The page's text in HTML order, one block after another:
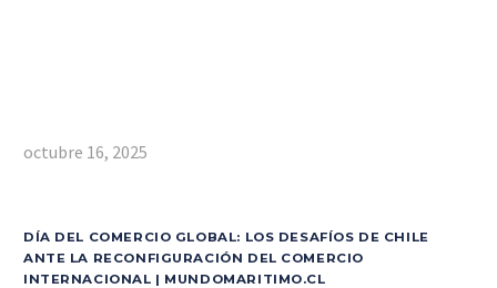
octubre 16, 2025
DÍA DEL COMERCIO GLOBAL: LOS DESAFÍOS DE CHILE
ANTE LA RECONFIGURACIÓN DEL COMERCIO
INTERNACIONAL | MUNDOMARITIMO.CL